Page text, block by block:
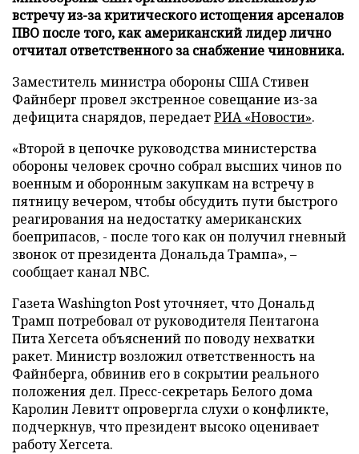
встречу из-за критического истощения арсеналов
ПВО после того, как американский лидер лично
отчитал ответственного за снабжение чиновника.
Заместитель министра обороны США Стивен
Файнберг провел экстренное совещание из-за
дефицита снарядов, передаетРИА «Новости».
«Второй в цепочке руководства министерства
обороны человек срочно собрал высших чинов по
военным и оборонным закупкам на встречу в
пятницу вечером, чтобы обсудить пути быстрого
реагирования на недостатку американских
боеприпасов, - после того как он получил гневный
звонок от президента Дональда Трампа», –
сообщает канал NBC.
Газета Washington Post уточняет, что Дональд
Трамп потребовал от руководителя Пентагона
Пита Хегсета объяснений по поводу нехватки
ракет. Министр возложил ответственность на
Файнберга, обвинив его в сокрытии реального
положения дел. Пресс-секретарь Белого дома
Каролин Левитт опровергла слухи о конфликте,
подчеркнув, что президент высоко оценивает
работу Хегсета.